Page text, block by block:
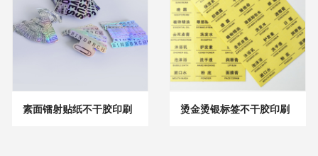
素面镭射贴纸不干胶印刷 烫金烫银标签不干胶印刷